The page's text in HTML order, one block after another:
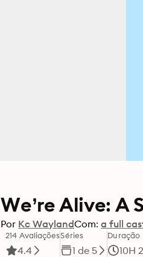
We’re Alive: A
Por Kc WaylandCom: a full
214 Avaliações
4.4
Séries
1 de 5
Duração
10H